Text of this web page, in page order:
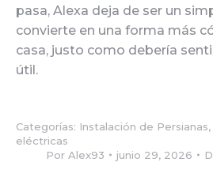
pasa, Alexa deja de ser un
convierte en una forma más
casa, justo como debería
útil.
Categorías: Instalación de Persianas,
eléctricas
Por Alex93 junio 29, 2026